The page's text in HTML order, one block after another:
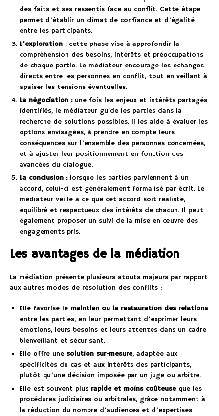
des faits et ses ressentis face au conflit. Cette étape
permet d’établir un climat de confiance et d’égalité
entre les participants.
L’exploration :cette phase vise à approfondir la
compréhension des besoins, intérêts et préoccupations
de chaque partie. Le médiateur encourage les échanges
directs entre les personnes en conflit, tout en veillant à
apaiser les tensions éventuelles.
La négociation :une fois les enjeux et intérêts partagés
identifiés, le médiateur guide les parties dans la
recherche de solutions possibles. Il les aide à évaluer les
options envisagées, à prendre en compte leurs
conséquences sur l’ensemble des personnes concernées,
et à ajuster leur positionnement en fonction des
avancées du dialogue.
La conclusion :lorsque les parties parviennent à un
accord, celui-ci est généralement formalisé par écrit. Le
médiateur veille à ce que cet accord soit réaliste,
équilibré et respectueux des intérêts de chacun. Il peut
également proposer un suivi de la mise en œuvre des
engagements pris.
Les avantages de la médiation
La médiation présente plusieurs atouts majeurs par rapport
aux autres modes de résolution des conflits :
Elle favorise le maintien ou la restauration des relations
entre les parties, en leur permettant d’exprimer leurs
émotions, leurs besoins et leurs attentes dans un cadre
bienveillant et sécurisant.
Elle offre une solution sur-mesure, adaptée aux
spécificités du cas et aux intérêts des participants,
plutôt qu’une décision imposée par un juge ou arbitre.
Elle est souvent plus rapide et moins coûteuseque les
procédures judiciaires ou arbitrales, grâce notamment à
la réduction du nombre d’audiences et d’expertises